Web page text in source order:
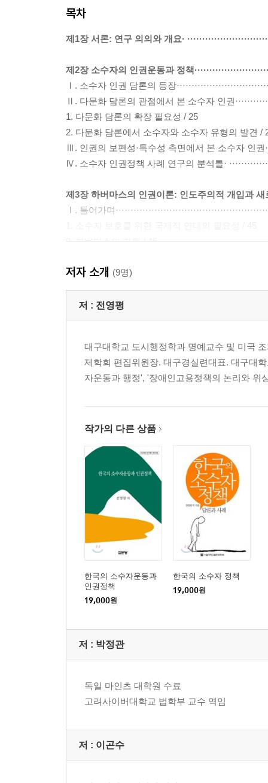
목차
제1장 서론: 연구 의의와 개요·
제2장 소수자의 인권운동과 정책
Ⅰ. 소수자 인권 담론의 등장
Ⅱ. 다문화 담론의 관점에서 본 소수자 인권
1. 다문화 담론의 확장 필요성 / 25
2. 다문화 담론에서 소수자와 소수자 유형의 발견 /
Ⅲ. 인권의 보편성·특수성 측면에서 본 소수자 인권·
Ⅳ. 소수자 인권정책 사례 연구의 분석틀·
제3장 하버마스의 인권이론: 인도주의적 개입과 새로
Ⅰ. 들어가며
2. 하버마스의 기획 / 46
Ⅲ. 하버마스의 기획: 칸트 기획의 비판적 재구성
Ⅳ. 하버마스의 기획·
1. ‘국제법의 헌법화’ / 51
1. 인도적 무력 개입(또는 간섭) / 60
2. 이라크전쟁 비판 / 60
3. 코소보전쟁 찬성 / 61
1. 자유주의적 패권론 / 64
3. 하버마스의 법제화(제도화) 모델 / 65
4. 광역이론 / 66
Ⅶ. 군사적 개입 이외의 인도적 개입: 평등한 자원 분배·
Ⅷ. 나가며 ·
제4장 장애인의 인권운동과 정책
Ⅰ. 들어가며
1. 장애인 소수자집단모형 / 73
2. 장애인 인권운동과 분석틀 / 76
1. 장애인 인권운동의 형성 / 79
2. 장애인 인권운동의 성장 / 81
제5장 비정규직의 인권운동과 정책
Ⅱ. 비정규직과 그 실태
저자 소개 (9명)
저 : 전영평
대구대학교 도시행정학과 명예교수 및 미국
제학회 편집위원장. 대구경실련대표. 대구대
자운동과 행정', '장애인고용정책의 논리와 위
작가의 다른 상품
한국의 소수자운동과
인권정책
19,000원
한국의 소수자 정책
19,000원
저 : 박정관
독일 마인츠 대학원 수료
고려사이버대학교 법학부 교수 역임
저 : 이곤수